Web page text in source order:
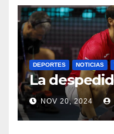
DEPORTES NOTICIAS
La
NOV 20, 2024